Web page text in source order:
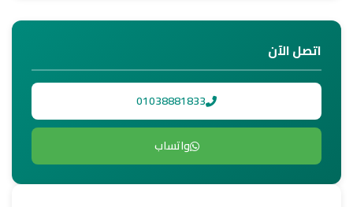
اتصل الآن
01038881833
واتساب